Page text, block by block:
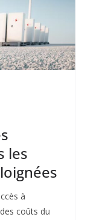
les
à
coûts du